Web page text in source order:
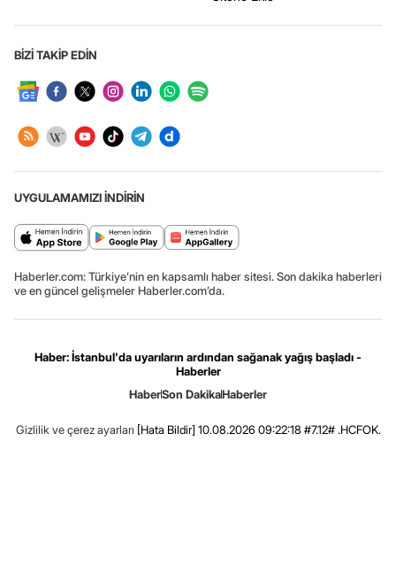
BİZİ TAKİP EDİN
UYGULAMAMIZI İNDİRİN
Haberler.com: Türkiye’nin en kapsamlı haber sitesi. Son dakika haberleri
ve en güncel gelişmeler Haberler.com’da.
Haber: İstanbul'da uyarıların ardından sağanak yağış başladı -
Haberler
HaberSon DakikaHaberler
Gizlilik ve çerez ayarları [Hata Bildir] 10.08.2026 09:22:18 #7.12# .HCFOK.